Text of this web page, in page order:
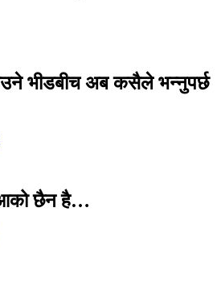
भीडबीच अब कसैले भन्नुपर्छ
छैन है…